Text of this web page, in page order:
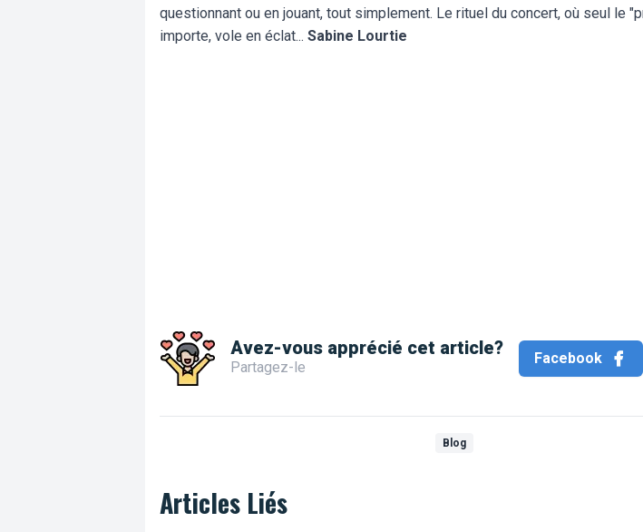
questionnant ou en jouant, tout simplement. Le rituel du concert, où seul le
importe, vole en éclat... Sabine Lourtie
Avez-vous apprécié cet article?
Partagez-le
Facebook
Blog
Articles Liés